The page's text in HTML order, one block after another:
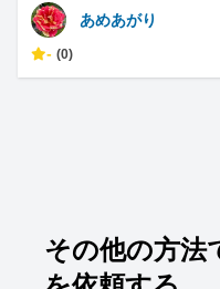
あめあがり
- (0)
その他の方法